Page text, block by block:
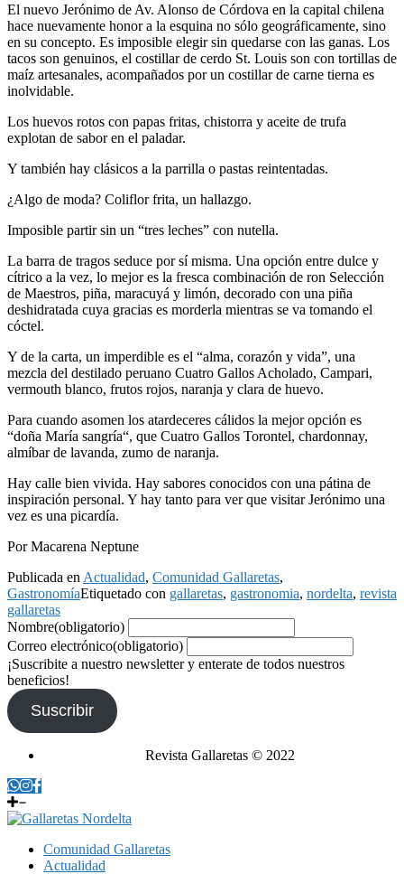
El nuevo Jerónimo de Av. Alonso de Córdova en la capital chilena
hace nuevamente honor a la esquina no sólo geográficamente, sino
en su concepto. Es imposible elegir sin quedarse con las ganas. Los
tacos son genuinos, el costillar de cerdo St. Louis son con tortillas de
maíz artesanales, acompañados por un costillar de carne tierna es
inolvidable.
Los huevos rotos con papas fritas, chistorra y aceite de trufa
explotan de sabor en el paladar.
Y también hay clásicos a la parrilla o pastas reintentadas.
¿Algo de moda? Coliflor frita, un hallazgo.
Imposible partir sin un “tres leches” con nutella.
La barra de tragos seduce por sí misma. Una opción entre dulce y
cítrico a la vez, lo mejor es la fresca combinación de ron Selección
de Maestros, piña, maracuyá y limón, decorado con una piña
deshidratada cuya gracias es morderla mientras se va tomando el
cóctel.
Y de la carta, un imperdible es el “alma, corazón y vida”, una
mezcla del destilado peruano Cuatro Gallos Acholado, Campari,
vermouth blanco, frutos rojos, naranja y clara de huevo.
Para cuando asomen los atardeceres cálidos la mejor opción es
“doña María sangría“, que Cuatro Gallos Torontel, chardonnay,
almíbar de lavanda, zumo de naranja.
Hay calle bien vivida. Hay sabores conocidos con una pátina de
inspiración personal. Y hay tanto para ver que visitar Jerónimo una
vez es una picardía.
Por Macarena Neptune
Publicada en Actualidad, Comunidad Gallaretas,
GastronomíaEtiquetado con gallaretas, gastronomia, nordelta, revista
gallaretas
Nombre(obligatorio)
Correo electrónico(obligatorio)
¡Suscribite a nuestro newsletter y enterate de todos nuestros
beneficios!
Suscribir
Revista Gallaretas © 2022
Comunidad Gallaretas
Actualidad